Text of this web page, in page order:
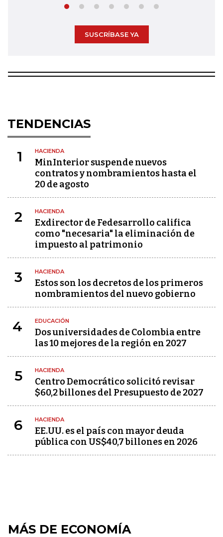
SUSCRÍBASE YA
TENDENCIAS
1 HACIENDA
MinInterior suspende nuevos
contratos y nombramientos hasta el
20 de agosto
2 HACIENDA
Exdirector de Fedesarrollo califica
como "necesaria" la eliminación de
impuesto al patrimonio
3 HACIENDA
Estos son los decretos de los primeros
nombramientos del nuevo gobierno
4 EDUCACIÓN
Dos universidades de Colombia entre
las 10 mejores de la región en 2027
5 HACIENDA
Centro Democrático solicitó revisar
$60,2 billones del Presupuesto de 2027
6 HACIENDA
EE.UU. es el país con mayor deuda
pública con US$40,7 billones en 2026
MÁS DE ECONOMÍA